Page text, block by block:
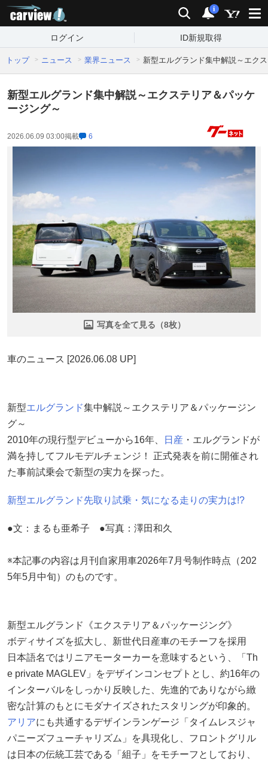
検索 通知
i
ログイン ID新規取得
トップ ニュース 業界ニュース 新型エルグランド集中解説～エク
新型エルグランド集中解説～エクステリア＆パッケ
ージング～
2026.06.09 03:00掲載 6
写真を全て見る（8枚）
車のニュース [2026.06.08 UP]
新型エルグランド集中解説～エクステリア＆パッケージン
グ～
2010年の現行型デビューから16年、
日産 ・エルグランドが
満を持してフルモデルチェンジ！ 正式発表を前に開催され
た事前試乗会で新型の実力を探った。
新型エルグランド先取り試乗・気になる走りの実力は!?
●文：まるも亜希子 ●写真：澤田和久
※本記事の内容は月刊自家用車2026年7月号制作時点（202
5年5月中旬）のものです。
新型エルグランド《エクステリア＆パッケージング》
ボディサイズを拡大し、新世代日産車のモチーフを採用
日本語名ではリニアモーターカーを意味するという、「Th
e private MAGLEV」をデザインコンセプトとし、約16年の
インターバルをしっかり反映した、先進的でありながら緻
密な計算のもとにモダナイズされたスタリングが印象的。
アリアにも共通するデザインランゲージ「タイムレスジャ
パニーズフューチャリズム」を具現化し、フロントグリル
は日本の伝統工芸である「組子」をモチーフとしており、